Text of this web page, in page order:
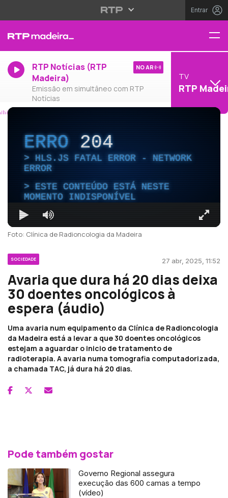
Entrar
RTP Notícias (RTP
Madeira)
Emissão em simultâneo com RTP
Notícias
NO AR
TV
RTP
ERRO204
HLS.JS FATAL ERROR - NETWORK
ERROR
ESTE CONTEÚDO ESTÁ NESTE
MOMENTO INDISPONÍVEL
Foto: Clínica de Radioncologia da Madeira
SOCIEDADE 27 abr, 2025, 11:52
Avaria que dura há 20 dias deixa
30 doentes oncológicos à
espera (áudio)
Uma avaria num equipamento da Clínica de Radioncologia
da Madeira está a levar a que 30 doentes oncológicos
estejam a aguardar o inicio de tratamento de
radioterapia. A avaria numa tomografia computadorizada,
a chamada TAC, já dura há 20 dias.
Pode também gostar
Governo Regional assegura
execução das 600 camas a tempo
(vídeo)